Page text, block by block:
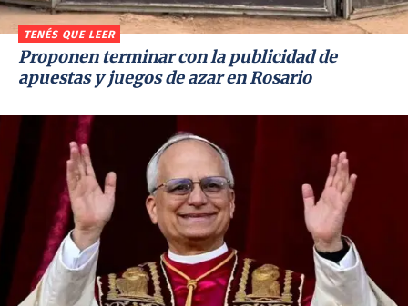
TENÉS QUE LEER
Proponen terminar con la publicidad de
apuestas y juegos de azar en Rosario